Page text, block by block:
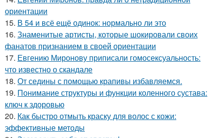
ориентации
15. В 54 и всё ещё одинок: нормально ли это
16. Знаменитые артисты, которые шокировали своих
фанатов признанием в своей ориентации
17. Евгению Миронову приписали гомосексуальность:
что известно о скандале
18. От седины с помощью крапивы избавляемся.
19. Понимание структуры и функции коленного сустава:
ключ к здоровью
20. Как быстро отмыть краску для волос с кожи:
эффективные методы